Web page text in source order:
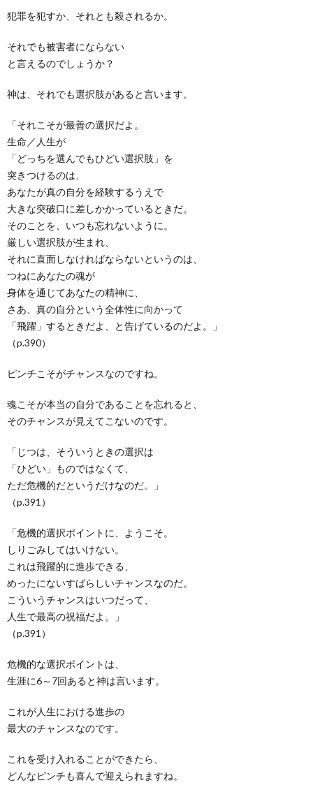
犯罪を犯すか、それとも殺されるか。
それでも被害者にならない
と言えるのでしょうか？
神は、それでも選択肢があると言います。
「それこそが最善の選択だよ。
生命／人生が
「どっちを選んでもひどい選択肢」を
突きつけるのは、
あなたが真の自分を経験するうえで
大きな突破口に差しかかっているときだ。
そのことを、いつも忘れないように。
厳しい選択肢が生まれ、
それに直面しなければならないというのは、
つねにあなたの魂が
身体を通じてあなたの精神に、
さあ、真の自分という全体性に向かって
「飛躍」するときだよ、と告げているのだよ。」
（p.390）
ピンチこそがチャンスなのですね。
魂こそが本当の自分であることを忘れると、
そのチャンスが見えてこないのです。
「じつは、そういうときの選択は
「ひどい」ものではなくて、
ただ危機的だというだけなのだ。」
（p.391）
「危機的選択ポイントに、ようこそ。
しりごみしてはいけない。
これは飛躍的に進歩できる、
めったにないすばらしいチャンスなのだ。
こういうチャンスはいつだって、
人生で最高の祝福だよ。」
（p.391）
危機的な選択ポイントは、
生涯に6～7回あると神は言います。
これが人生における進歩の
最大のチャンスなのです。
これを受け入れることができたら、
どんなピンチも喜んで迎えられますね。